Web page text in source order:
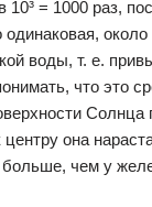
10³ = 1000 раз,
около
воды, т. е.
что это
Солнца
она
больше, чем у